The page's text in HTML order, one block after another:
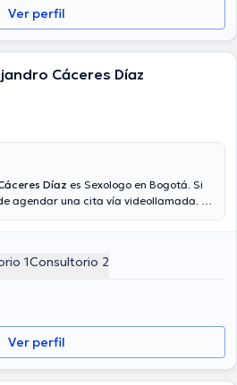
Ver perfil
Cáceres Díaz
Díaz es Sexologo en Bogotá. Si
agendar una cita vía videollamada. El
abarca todo lo relacionado con
1Consultorio 2
Ver perfil